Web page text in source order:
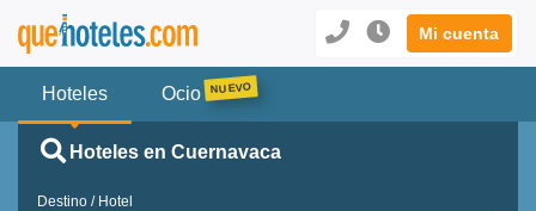
Mi cuenta
Hoteles Ocio
Hoteles en Cuernavaca
Destino / Hotel